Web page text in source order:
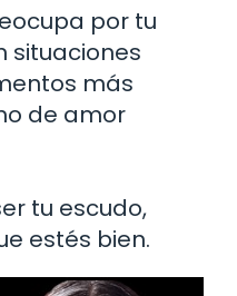
por tu
situaciones
más
de amor
tu escudo,
estés bien.